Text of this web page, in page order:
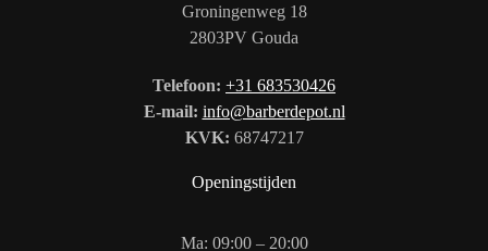
Groningenweg 18
2803PV Gouda
Telefoon: +31 683530426
E-mail: info@barberdepot.nl
KVK: 68747217
Openingstijden
Ma: 09:00 – 20:00